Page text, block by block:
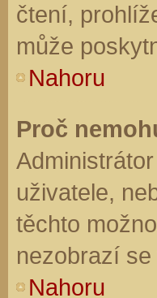
čtení,
může
Nahoru
Proč
uživatele,
těchto
nezobrazí
Nahoru